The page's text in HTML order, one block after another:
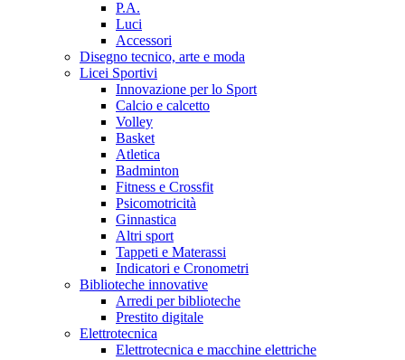
P.A.
Luci
Accessori
Disegno tecnico, arte e moda
Licei Sportivi
Innovazione per lo Sport
Calcio e calcetto
Volley
Basket
Atletica
Badminton
Fitness e Crossfit
Psicomotricità
Ginnastica
Altri sport
Tappeti e Materassi
Indicatori e Cronometri
Biblioteche innovative
Arredi per biblioteche
Prestito digitale
Elettrotecnica
Elettrotecnica e macchine elettriche